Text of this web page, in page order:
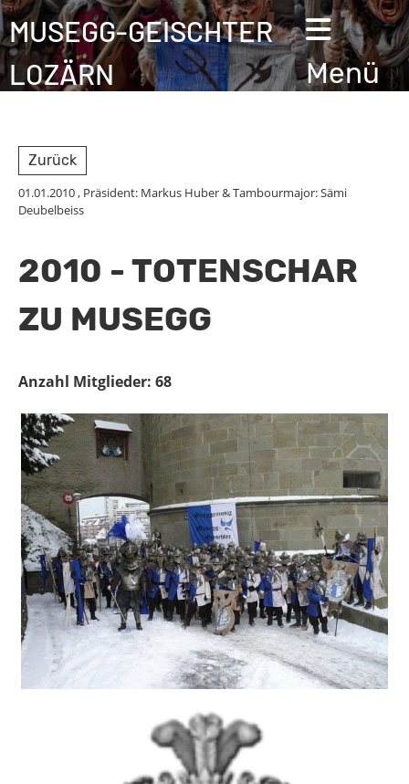
MUSEGG-GEISCHTER
LOZÄRN
Menü
Zurück
01.01.2010, Präsident: Markus Huber & Tambourmajor: Sämi
Deubelbeiss
2010 - TOTENSCHAR
ZU MUSEGG
Anzahl Mitglieder: 68